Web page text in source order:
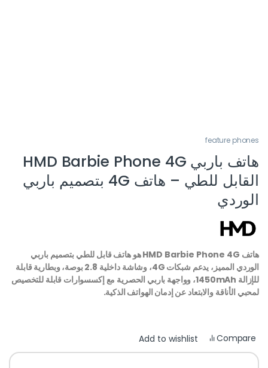
feature phones
هاتف باربي HMD Barbie Phone 4G
القابل للطي – هاتف 4G بتصميم باربي
الوردي
هاتف HMD Barbie Phone 4G هو هاتف قابل للطي بتصميم باربي
الوردي المميز، يدعم شبكات 4G، وشاشة داخلية 2.8 بوصة، وبطارية قابلة
للإزالة 1450mAh، وواجهة باربي الحصرية مع إكسسوارات قابلة للتخصيص
لمحبي الأناقة والابتعاد عن إدمان الهواتف الذكية.
Compare
Add to wishlist